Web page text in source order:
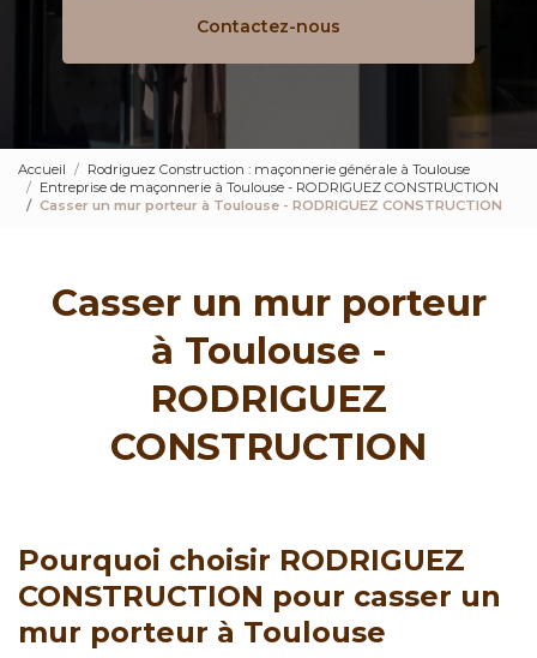
Contactez-nous
Accueil
Rodriguez Construction : maçonnerie générale à Toulouse
Entreprise de maçonnerie à Toulouse - RODRIGUEZ CONSTRUCTION
Casser un mur porteur à Toulouse - RODRIGUEZ CONSTRUCTION
Casser un mur porteur
à Toulouse -
RODRIGUEZ
CONSTRUCTION
Pourquoi choisir RODRIGUEZ
CONSTRUCTION pour casser un
mur porteur à Toulouse